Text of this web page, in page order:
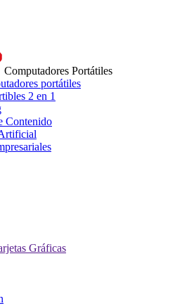
Computadores Portátiles
portátiles
2 en 1
Contenido
Gráficas